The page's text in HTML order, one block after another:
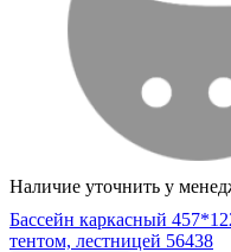
Наличие уточнить у
Бассейн каркасный
тентом, лестницей 56438